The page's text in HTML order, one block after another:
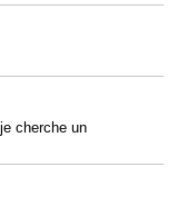
cherche un